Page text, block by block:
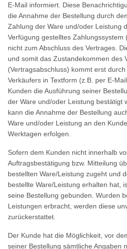
E-Mail informiert. Diese
die Annahme der Bestellung durch
Zahlung der Ware und/oder Leistung
Verfügung gestelltes Zahlungssystem
nicht zum Abschluss des Vertrages.
und somit das Zustandekommen des
(Vertragsabschluss) kommt erst
Verkäufers in Textform (z.B. per E-
Kunden die Ausführung seiner
der Ware und/oder Leistung bestätigt
kann die Annahme der Bestellung
Ware und/oder Leistung an den
Werktagen erfolgen.
Sofern dem Kunden nicht innerhalb
Auftragsbestätigung bzw. Mitteilung
bestellten Ware/Leistung zugeht und
bestellte Ware/Leistung erhalten hat,
seine Bestellung gebunden. Wurden
Leistungen erbracht, werden diese
zurückerstattet.
Der Kunde hat die Möglichkeit, vor
seiner Bestellung sämtliche Angaben